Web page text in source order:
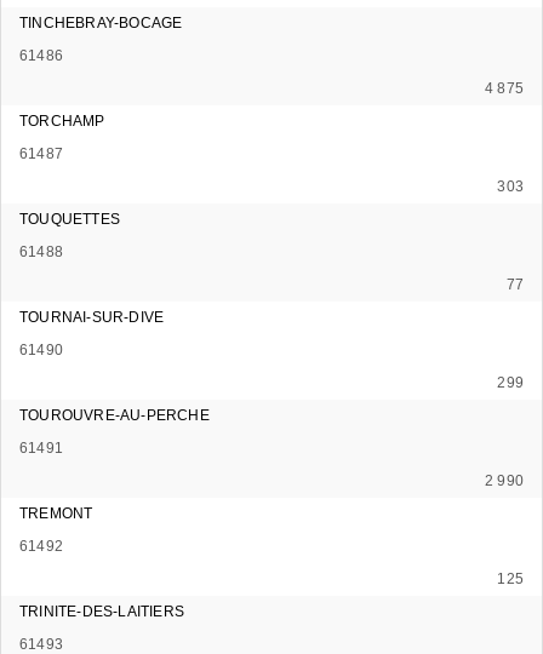
TINCHEBRAY-BOCAGE
61486
4 875
TORCHAMP
61487
303
TOUQUETTES
61488
77
TOURNAI-SUR-DIVE
61490
299
TOUROUVRE-AU-PERCHE
61491
2 990
TREMONT
61492
125
TRINITE-DES-LAITIERS
61493